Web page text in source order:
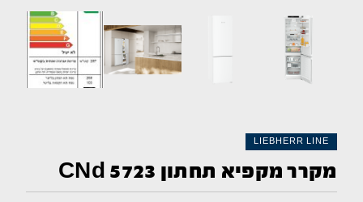
LIEBHERR LINE
מקרר מקפיא תחתון CNd 5723